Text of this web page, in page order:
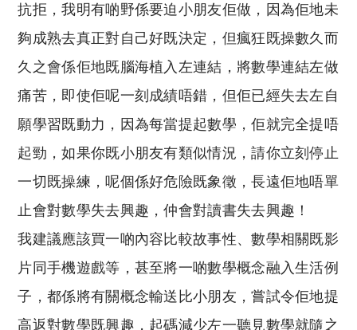
抗拒，我明有啲野係要迫小朋友佢做，因為佢地未
夠成熟去真正對自己好既決定，但瘋狂既操數久而
久之會係佢地既腦海植入左連結，將數學連結左做
痛苦，即使佢呢一刻成績唔錯，但佢已經失去左自
願學習既動力，因為每當提起數學，佢就完全提唔
起勁，如果你既小朋友有類似情況，請你立刻停止
一切既操練，呢個係好危險既象徵，長遠佢地唔單
止會對數學失去興趣，仲會對讀書失去興趣！
我建議應該買一啲內容比較故事性、數學相關既影
片同手機遊戲等，甚至將一啲數學概念融入生活例
子，都係將有關概念輸送比小朋友，嘗試令佢地提
高返對數學既興趣，起碼減少左一聽見數學就隨之